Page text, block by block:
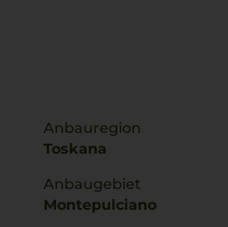
Anbauregion
Toskana
Anbaugebiet
Montepulciano